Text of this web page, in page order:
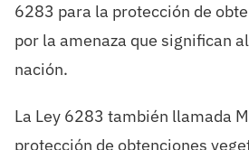
6283 para la protección de
por la amenaza que significan
nación.
La Ley 6283 también llamada
protección de obtenciones